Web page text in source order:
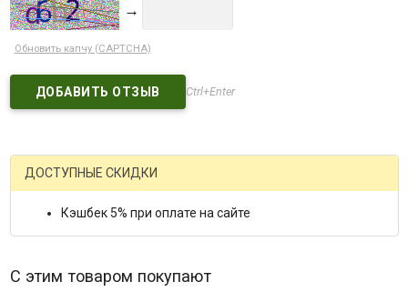
→
Обновить капчу (CAPTCHA)
Ctrl+Enter
ДОСТУПНЫЕ СКИДКИ
Кэшбек 5% при оплате на сайте
С этим товаром покупают